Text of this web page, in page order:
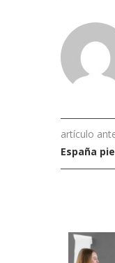
artículo
España